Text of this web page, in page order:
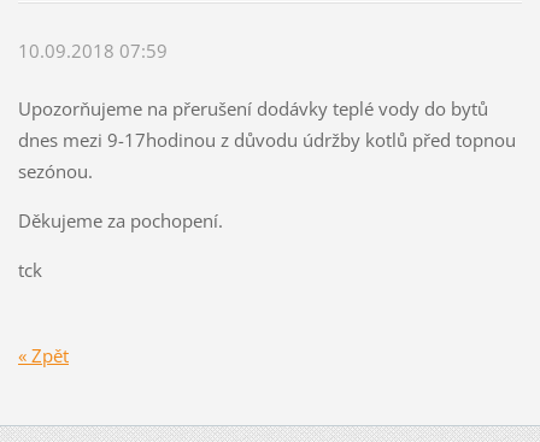
10.09.2018 07:59
Upozorňujeme na přerušení dodávky teplé vody do bytů
dnes mezi 9-17hodinou z důvodu údržby kotlů před topnou
sezónou.
Děkujeme za pochopení.
tck
« Zpět